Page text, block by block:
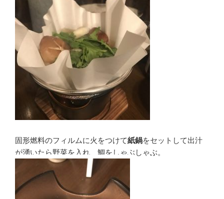
固形燃料のフィルムに火をつけて紙鍋をセットして出汁
が湧いたら野菜を入れ、鯛をしゃぶしゃぶ。